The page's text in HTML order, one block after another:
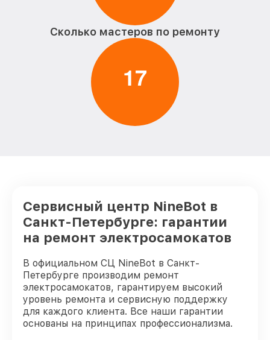
Сколько мастеров по ремонту
17
Сервисный центр NineBot в
Санкт-Петербурге: гарантии
на ремонт электросамокатов
В официальном СЦ NineBot в Санкт-
Петербурге производим ремонт
электросамокатов, гарантируем высокий
уровень ремонта и сервисную поддержку
для каждого клиента. Все наши гарантии
основаны на принципах профессионализма.